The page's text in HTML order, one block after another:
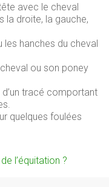
avec le cheval
la droite, la gauche,
les hanches du cheval
ou son poney
tracé comportant
quelques foulées
l’équitation ?